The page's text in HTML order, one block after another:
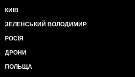
КИЇВ
ЗЕЛЕНСЬКИЙ ВОЛОДИМИР
РОСІЯ
ДРОНИ
ПОЛЬЩА